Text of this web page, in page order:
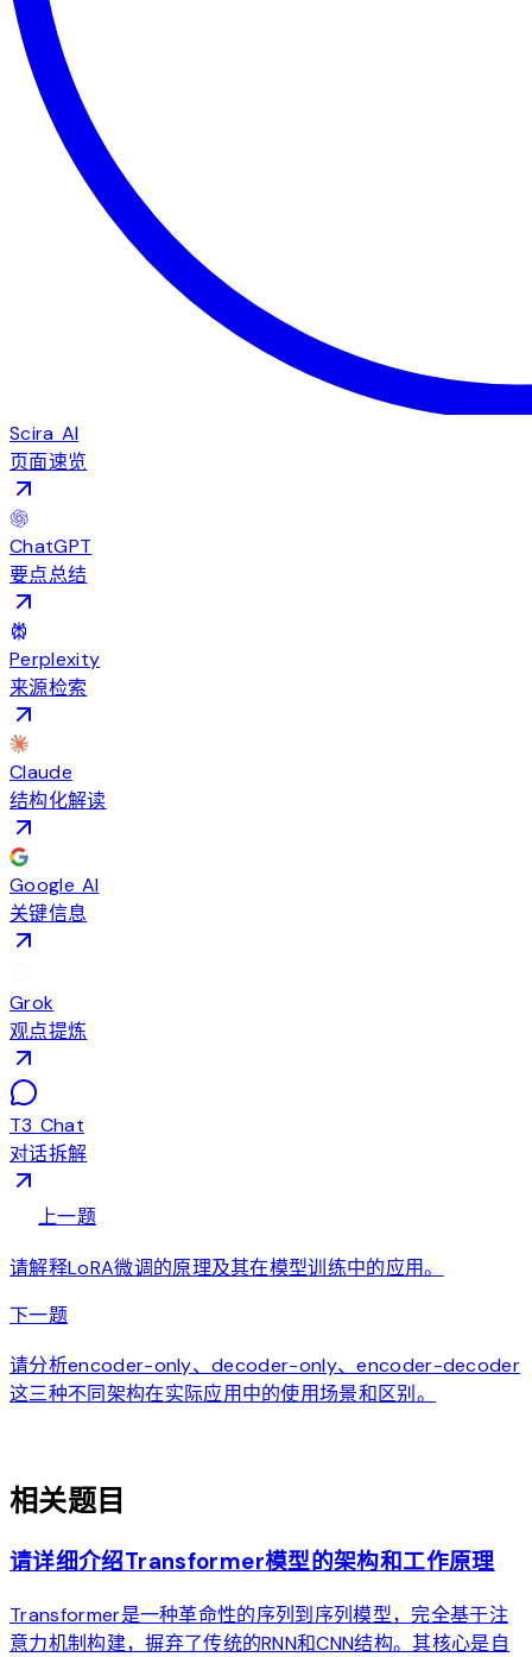
Scira AI
页面速览
ChatGPT
要点总结
Perplexity
来源检索
Claude
结构化解读
Google AI
关键信息
Grok
观点提炼
T3 Chat
对话拆解
上一题
请解释LoRA微调的原理及其在模型训练中的应用。
下一题arrow_forward
请分析encoder-only、decoder-only、encoder-decoder
这三种不同架构在实际应用中的使用场景和区别。
相关题目
请详细介绍Transformer模型的架构和工作原理
Transformer是一种革命性的序列到序列模型，完全基于注
意力机制构建，摒弃了传统的RNN和CNN结构。其核心是自